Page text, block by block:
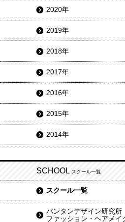
2020年
2019年
2018年
2017年
2016年
2015年
2014年
SCHOOL スクール一覧
スクール一覧
バンタンデザイン研究所
ファッション・ヘアメイ